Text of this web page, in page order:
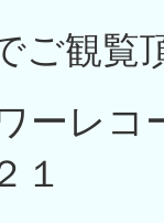
ご観覧
ーレ
１